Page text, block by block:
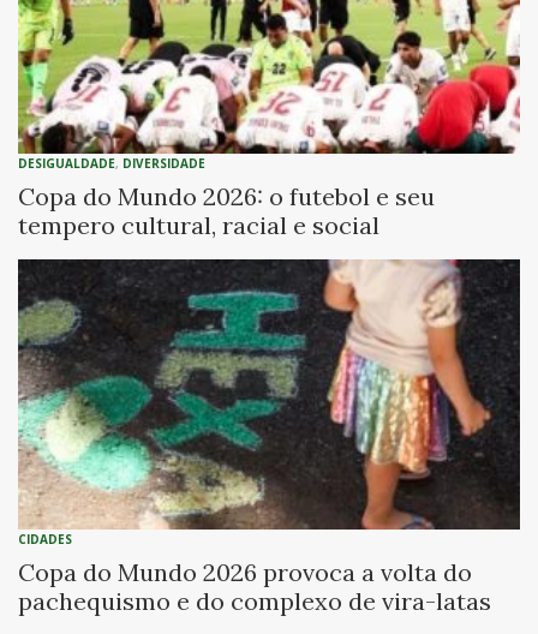
DESIGUALDADE, DIVERSIDADE
Copa do Mundo 2026: o futebol e seu
tempero cultural, racial e social
CIDADES
Copa do Mundo 2026 provoca a volta do
pachequismo e do complexo de vira-latas